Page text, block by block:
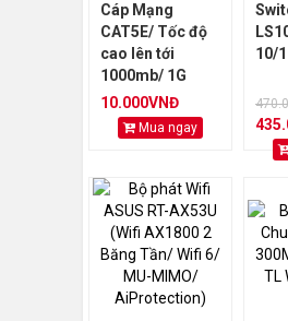
Cáp Mạng
CAT5E/ Tốc độ
cao lên tới
1000mb/ 1G
10.000VNĐ
Mua ngay
10/